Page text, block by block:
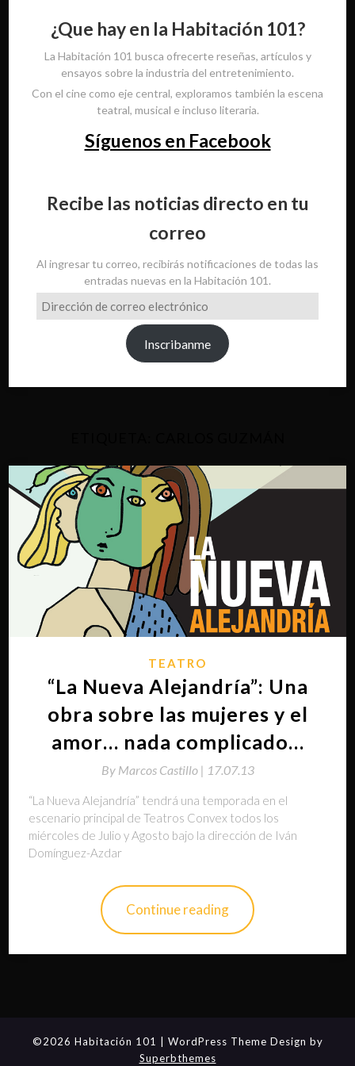
¿Que hay en la Habitación 101?
La Habitación 101 busca ofrecerte reseñas, artículos y
ensayos sobre la industria del entretenimiento.
Con el cine como eje central, exploramos también la escena
teatral, musical e incluso literaria.
Síguenos en Facebook
Recibe las noticias directo en tu
correo
Al ingresar tu correo, recibirás notificaciones de todas las
entradas nuevas en la Habitación 101.
Dirección
de
Inscribanme
TEATRO
“La Nueva Alejandría”: Una
obra sobre las mujeres y el
amor… nada complicado…
By Marcos Castillo | 17.07.13
“La Nueva Alejandría” tendrá una temporada en el
escenario principal de Teatros Convex todos los
miércoles de Julio y Agosto bajo la dirección de Iván
Domínguez-Azdar
Continue reading
©2026 Habitación 101
| WordPress Theme Design by
Superbthemes